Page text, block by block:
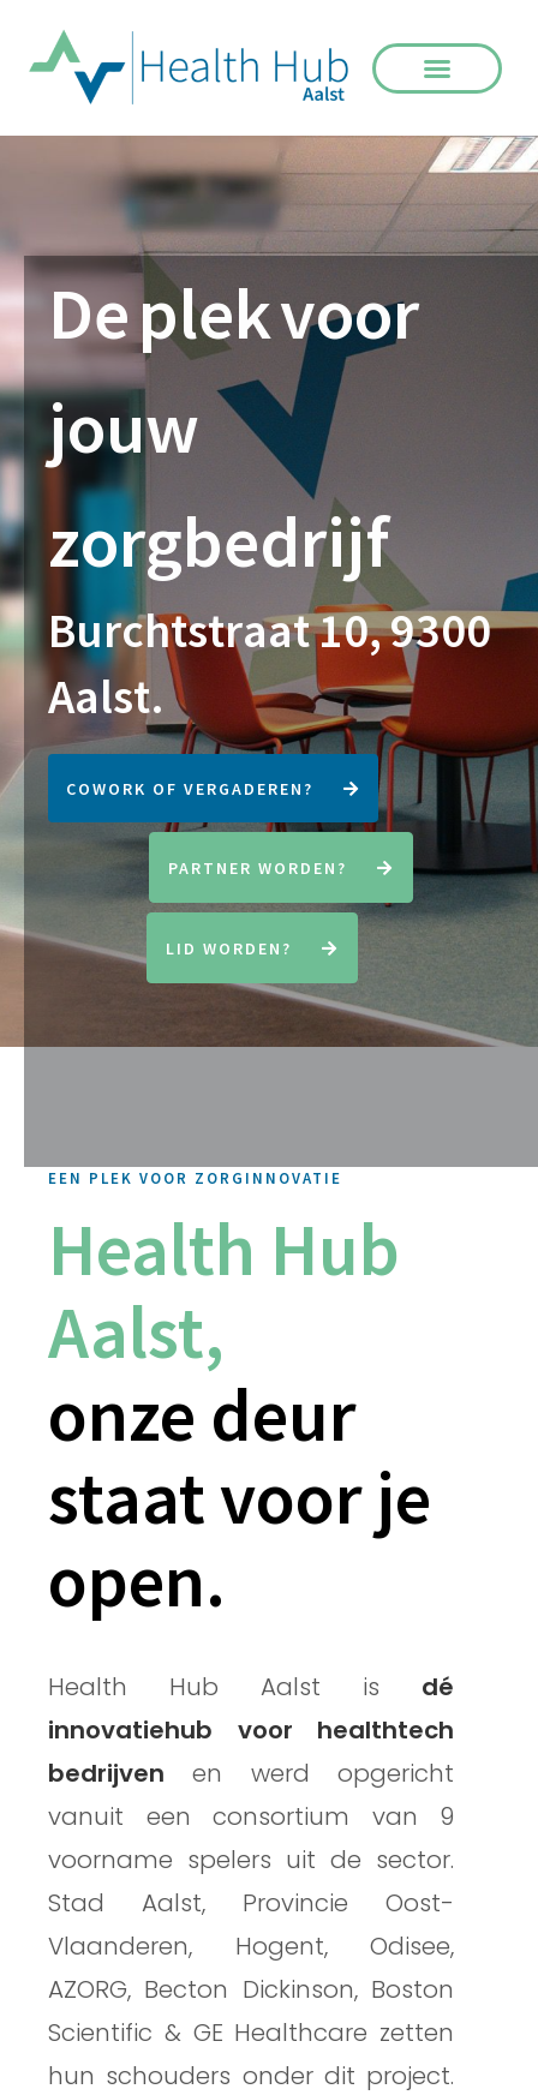
Deplekvoor
jouw
zorgbedrijf
Burchtstraat10,9300
Aalst.
COWORK OF VERGADEREN?
PARTNER WORDEN?
LID WORDEN?
EEN PLEK VOOR ZORGINNOVATIE
Health Hub
Aalst,
onze deur
staat voor je
open.
Health Hub Aalst is dé
innovatiehub voor healthtech
bedrijven en werd opgericht
vanuit een consortium van 9
voorname spelers uit de sector.
Stad Aalst, Provincie Oost-
Vlaanderen, Hogent, Odisee,
AZORG, Becton Dickinson, Boston
Scientific & GE Healthcare zetten
hun schouders onder dit project.